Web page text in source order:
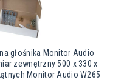
głośnika Monitor Audio
zewnętrzny 500 x 330 x
Monitor Audio W265